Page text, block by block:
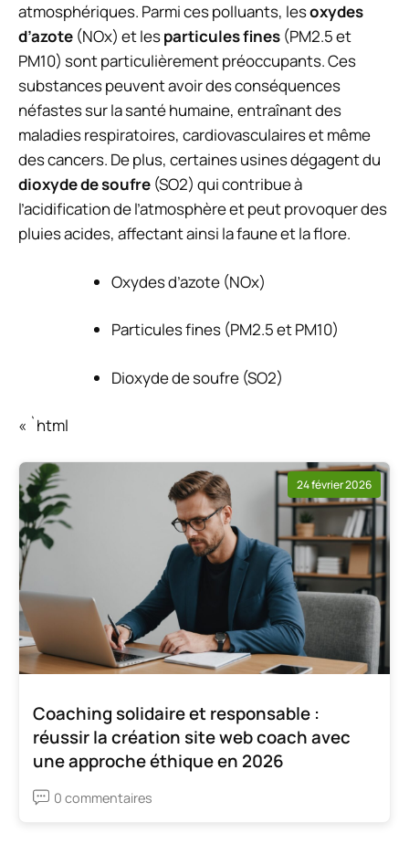
atmosphériques. Parmi ces polluants, lesoxydes
d’azote (NOx) et lesparticules fines (PM2.5 et
PM10) sont particulièrement préoccupants. Ces
substances peuvent avoir des conséquences
néfastes sur la santé humaine, entraînant des
maladies respiratoires, cardiovasculaires et même
des cancers. De plus, certaines usines dégagent du
dioxyde de soufre (SO2) qui contribue à
l’acidification de l’atmosphère et peut provoquer des
pluies acides, affectant ainsi la faune et la flore.
Oxydes d’azote (NOx)
Particules fines (PM2.5 et PM10)
Dioxyde de soufre (SO2)
« `html
24 février 2026
Coaching solidaire et responsable :
réussir la création site web coach avec
une approche éthique en 2026
0 commentaires